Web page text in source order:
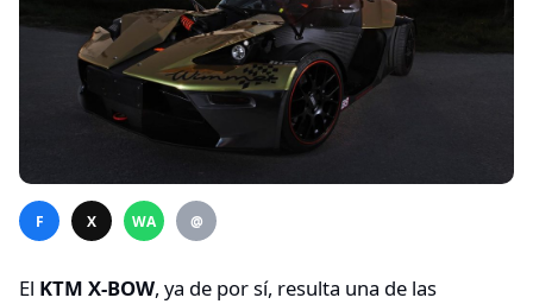
F X WA @
El KTM X-BOW, ya de por sí, resulta una de las